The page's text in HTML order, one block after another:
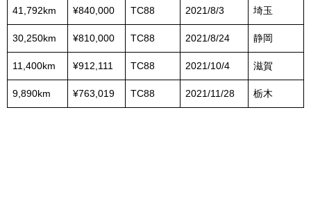
41,792km ¥840,000 TC88 2021/8/3 埼玉
30,250km ¥810,000 TC88 2021/8/24 静岡
11,400km ¥912,111 TC88 2021/10/4 滋賀
9,890km ¥763,019 TC88 2021/11/28 栃木